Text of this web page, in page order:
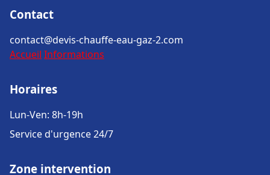
Contact
contact@devis-chauffe-eau-gaz-2.com
Accueil Informations
Horaires
Lun-Ven: 8h-19h
Service d'urgence 24/7
Zone intervention